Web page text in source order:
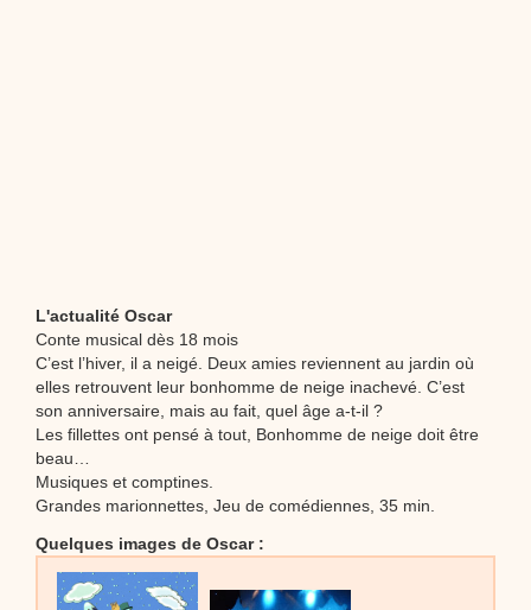
L'actualité Oscar
Conte musical dès 18 mois
C’est l’hiver, il a neigé. Deux amies reviennent au jardin où
elles retrouvent leur bonhomme de neige inachevé. C’est
son anniversaire, mais au fait, quel âge a-t-il ?
Les fillettes ont pensé à tout, Bonhomme de neige doit être
beau…
Musiques et comptines.
Grandes marionnettes, Jeu de comédiennes, 35 min.
Quelques images de Oscar :